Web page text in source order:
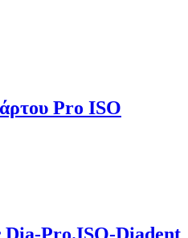
Pro ISO